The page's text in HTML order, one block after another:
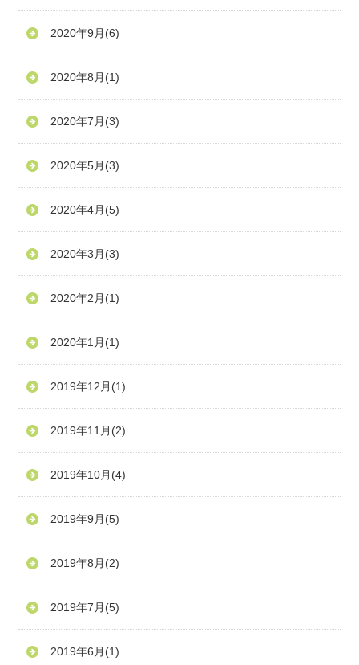
2020年9月 (6)
2020年8月 (1)
2020年7月 (3)
2020年5月 (3)
2020年4月 (5)
2020年3月 (3)
2020年2月 (1)
2020年1月 (1)
2019年12月 (1)
2019年11月 (2)
2019年10月 (4)
2019年9月 (5)
2019年8月 (2)
2019年7月 (5)
2019年6月 (1)